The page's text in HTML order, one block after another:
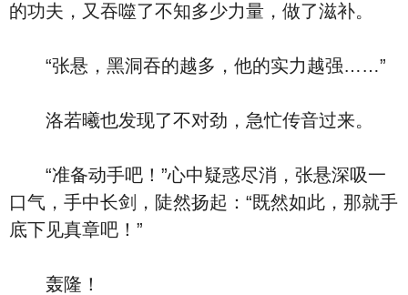
的功夫，又吞噬了不知多少力量，做了滋补。
“张悬，黑洞吞的越多，他的实力越强……”
洛若曦也发现了不对劲，急忙传音过来。
“准备动手吧！”心中疑惑尽消，张悬深吸一
口气，手中长剑，陡然扬起：“既然如此，那就手
底下见真章吧！”
轰隆！